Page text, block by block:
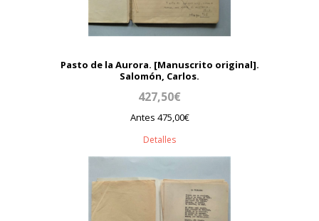
Pasto de la Aurora. [Manuscrito original].
Salomón, Carlos.
427,50€
Antes 475,00€
Detalles